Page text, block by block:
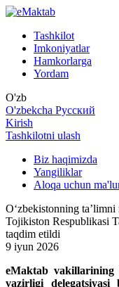
Tashkilot
Imkoniyatlar
Hamkorlarga
Yordam
O'zb
O'zbekcha Русский
Kirish
Tashkilotni ulash
Biz haqimizda
Yangiliklar
Aloqa uchun
O‘zbekistonning
Tojikiston Respublikasi
taqdim etildi
9 iyun 2026
eMaktab vakillarining
vazirligi